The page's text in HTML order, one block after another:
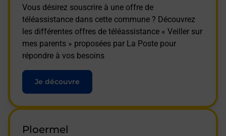
Vous désirez souscrire à une offre de
téléassistance dans cette commune ? Découvrez
les différentes offres de téléassistance « Veiller sur
mes parents » proposées par La Poste pour
répondre à vos besoins
Je découvre
Ploermel